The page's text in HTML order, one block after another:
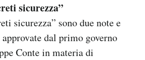
sicurezza”
sicurezza” sono due note e
dal primo governo
Conte in materia di